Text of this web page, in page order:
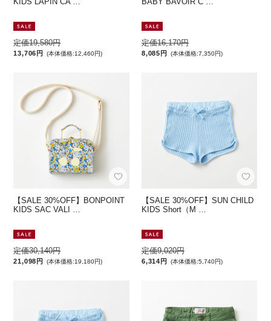
定価19,580円
13,706円 (本体価格:12,460円)
定価16,170円
8,085円 (本体価格:7,350円)
【SALE 30%OFF】BONPOINT
KIDS SAC VALI …
定価30,140円
21,098円 (本体価格:19,180円)
【SALE 30%OFF】SUN CHILD
KIDS Short（M …
定価9,020円
6,314円 (本体価格:5,740円)